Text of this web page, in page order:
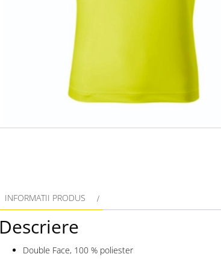
INFORMATII PRODUS
Descriere
Double Face, 100 % poliester